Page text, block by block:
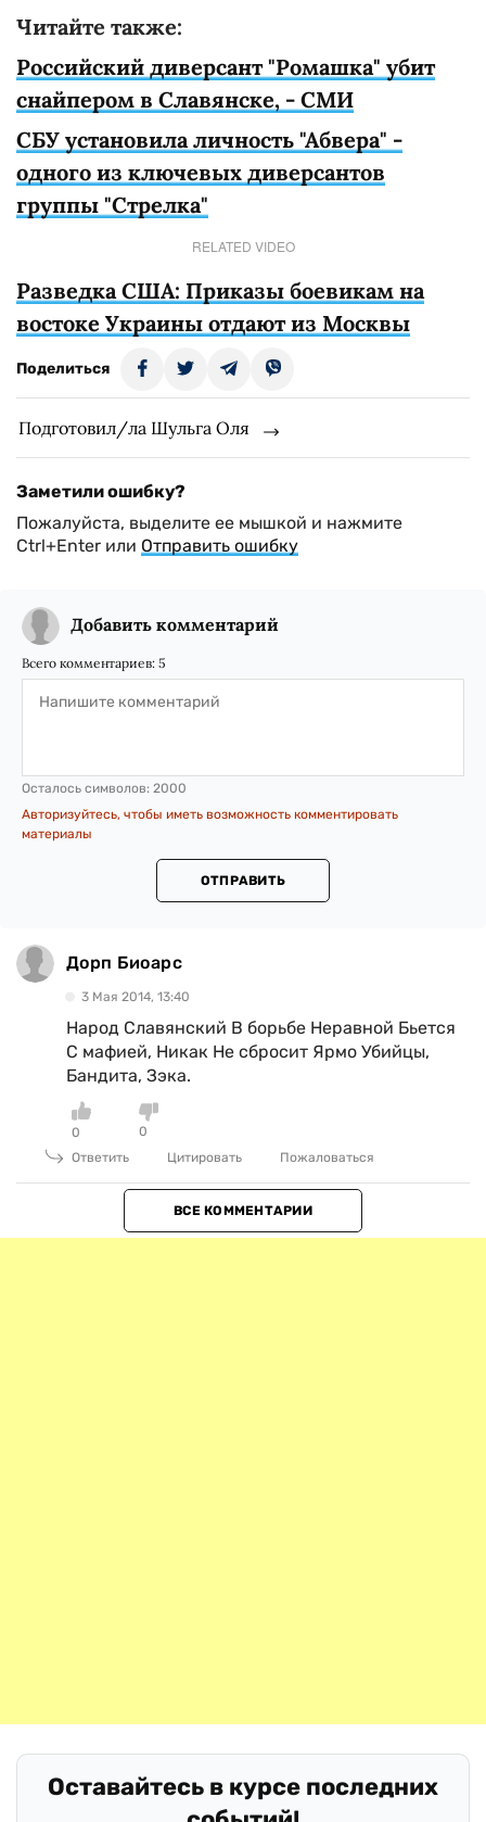
Читайте также:
Российский диверсант "Ромашка" убит
снайпером в Славянске, - СМИ
СБУ установила личность "Абвера" -
одного из ключевых диверсантов
группы "Стрелка"
RELATED VIDEO
Разведка США: Приказы боевикам на
востоке Украины отдают из Москвы
Поделиться
Подготовил/ла Шульга Оля
Заметили ошибку?
Пожалуйста, выделите ее мышкой и нажмите
Ctrl+Enter или Отправить ошибку
Добавить комментарий
Всего комментариев: 5
Осталось символов: 2000
Авторизуйтесь, чтобы иметь возможность комментировать
материалы
ОТПРАВИТЬ
Дорп Биоарс
3 Мая 2014, 13:40
Народ Славянский В борьбе Неравной Бьется
С мафией, Никак Не сбросит Ярмо Убийцы,
Бандита, Зэка.
0
0
Ответить
Цитировать Пожаловаться
ВСЕ КОММЕНТАРИИ
Оставайтесь в курсе последних